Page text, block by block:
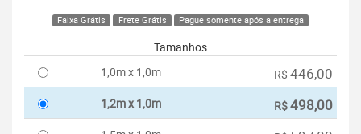
Faixa Grátis Frete Grátis Pague somente após a entrega
Tamanhos
1,0m x 1,0m
R$ 446,00
1,2m x 1,0m R$498,00